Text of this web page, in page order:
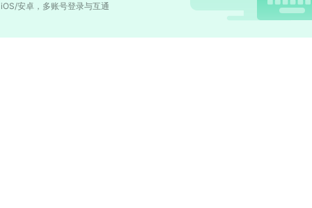
iOS/安卓，多账号登录与互通